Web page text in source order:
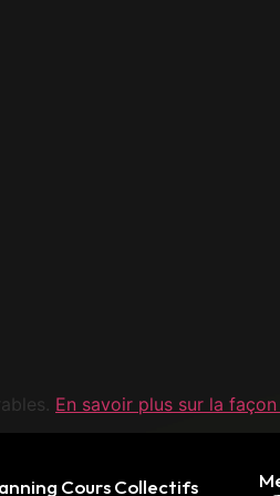
En savoir plus sur la
Cours Collectifs